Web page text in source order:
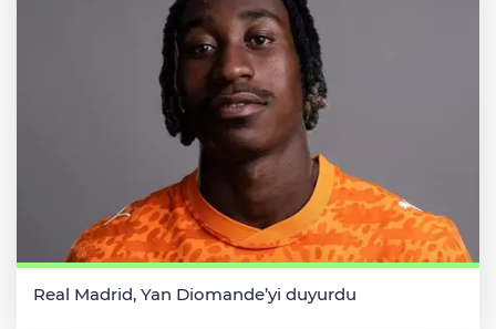
Real Madrid, Yan Diomande’yi duyurdu